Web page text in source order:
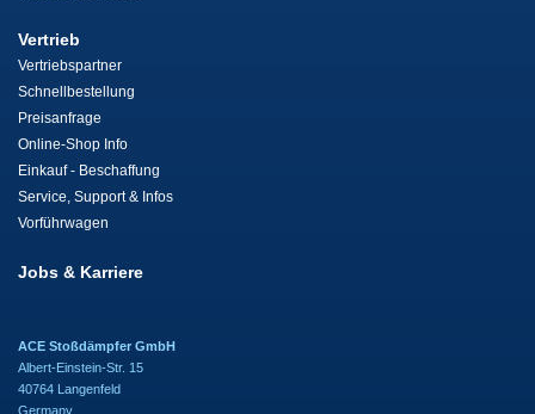
Vertrieb
Vertriebspartner
Schnellbestellung
Preisanfrage
Online-Shop Info
Einkauf - Beschaffung
Service, Support & Infos
Vorführwagen
Jobs & Karriere
ACE Stoßdämpfer GmbH
Albert-Einstein-Str. 15
40764 Langenfeld
Germany